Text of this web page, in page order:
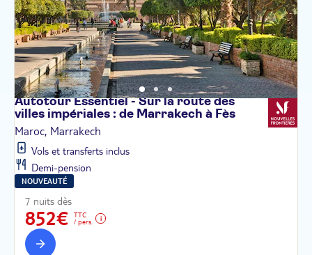
Autotour Essentiel - Sur la route des
villes impériales : de Marrakech à Fès
Maroc, Marrakech
Vols et transferts inclus
Demi-pension
NOUVEAUTÉ
7 nuits dès
852€
TTC
/ pers.